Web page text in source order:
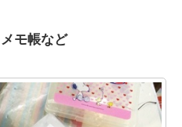
モ帳など